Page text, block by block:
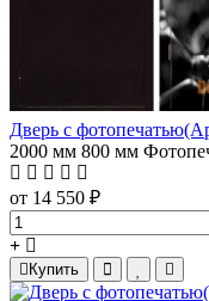
Дверь с
2000 мм 800 мм
от 14 550 ₽
Купить